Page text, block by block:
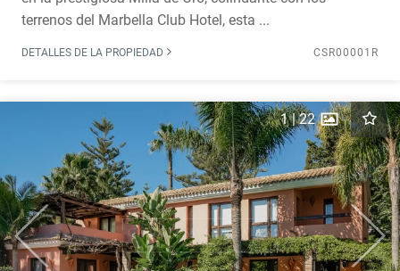
terrenos del Marbella Club Hotel, esta ...
DETALLES DE LA PROPIEDAD CSR00001R
Previous Next
1|22